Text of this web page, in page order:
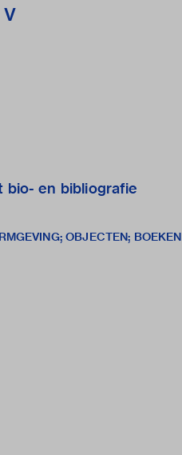
bio- en bibliografie
OBJECTEN; BOEKEN